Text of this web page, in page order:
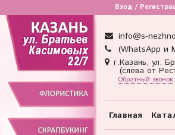
Вход /
info@s-
(WhatsApp и
г.Казань, ул.
(слева от
Обратный звонок
Главная